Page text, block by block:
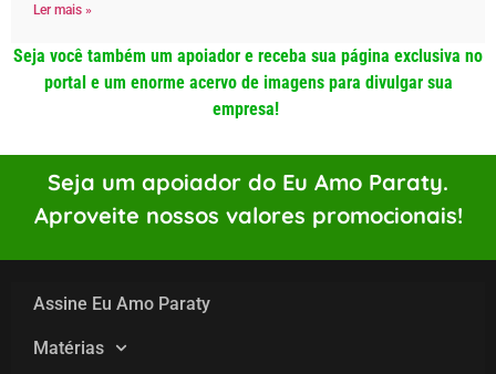
Ler mais »
Seja você também um apoiador e receba sua página exclusiva no
portal e um enorme acervo de imagens para divulgar sua
empresa!
Seja um apoiador do Eu Amo Paraty.
Aproveite nossos valores promocionais!
Assine Eu Amo Paraty
Matérias